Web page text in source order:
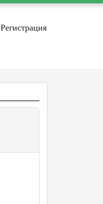
Регистрация